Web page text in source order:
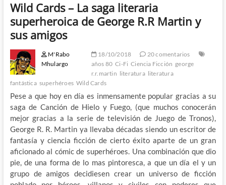
Wild Cards – La saga literaria
superheroica de George R.R Martin y
sus amigos
M'Rabo
Mhulargo
18/10/2018
20 comentarios
años 80 Ci-Fi Ciencia Ficción george
r.r.martin literatura literatura
fantástica superhéroes Wild Cards
Pese a que hoy en día es inmensamente popular gracias a su
saga de Canción de Hielo y Fuego, (que muchos conocerán
mejor gracias a la serie de televisión de Juego de Tronos),
George R. R. Martin ya llevaba décadas siendo un escritor de
fantasía y ciencia ficción de cierto éxito aparte de un gran
aficionado al cómic de superhéroes. Una combinación que dio
pie, de una forma de lo mas pintoresca, a que un día el y un
grupo de amigos decidiesen crear un universo de ficción